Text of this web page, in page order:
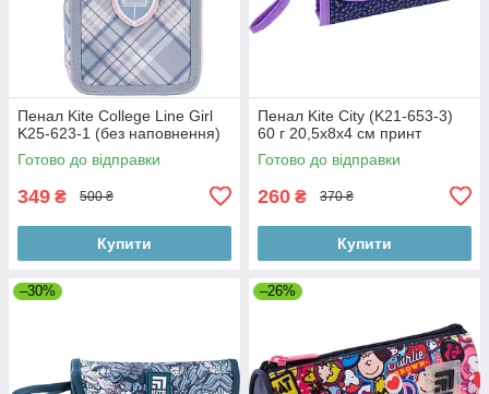
Пенал Kite College Line Girl
K25-623-1 (без наповнення)
Готово до відправки
349 ₴ 500 ₴
Купити
Пенал Kite City (K21-653-3)
60 г 20,5x8x4 см принт
Готово до відправки
260 ₴ 370 ₴
Купити
–30% –26%